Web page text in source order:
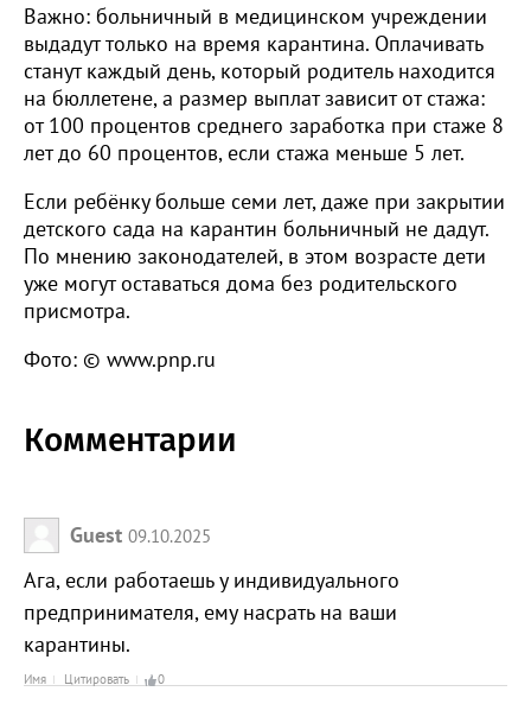
Важно: больничный в медицинском учреждении
выдадут только на время карантина. Оплачивать
станут каждый день, который родитель находится
на бюллетене, а размер выплат зависит от стажа:
от 100 процентов среднего заработка при стаже 8
лет до 60 процентов, если стажа меньше 5 лет.
Если ребёнку больше семи лет, даже при закрытии
детского сада на карантин больничный не дадут.
По мнению законодателей, в этом возрасте дети
уже могут оставаться дома без родительского
присмотра.
Фото: © www.pnp.ru
Комментарии
Guest 09.10.2025
Ага, если работаешь у индивидуального
предпринимателя, ему насрать на ваши
карантины.
Имя Цитировать 0